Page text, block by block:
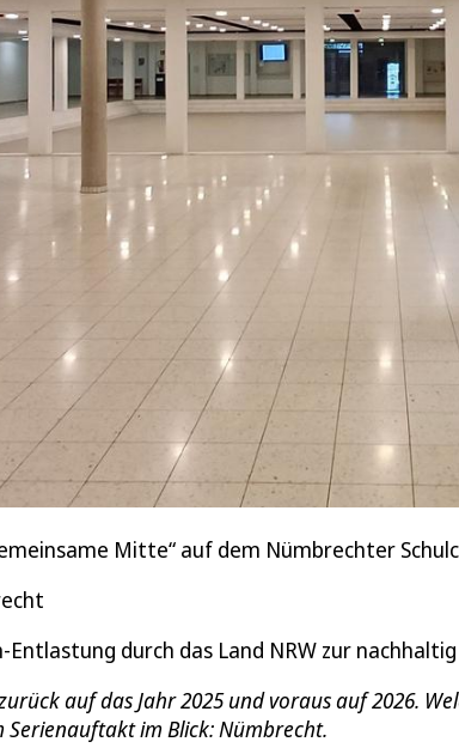
Mitte“ auf dem Nümbrechter
durch das Land NRW zur
auf das Jahr 2025 und voraus auf 2026.
Serienauftakt im Blick: Nümbrecht.